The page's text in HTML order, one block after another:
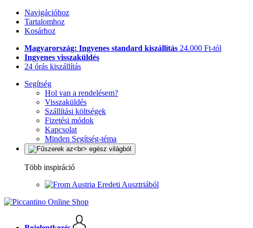
Navigációhoz
Tartalomhoz
Kosárhoz
Magyarország: Ingyenes standard kiszállítás 24.000 Ft-tól
Ingyenes visszaküldés
24 órás kiszállítás
Segítség
Hol van a rendelésem?
Visszaküldés
Szállítási költségek
Fizetési módok
Kapcsolat
Minden Segítség-téma
Több inspiráció
Eredeti Ausztriából